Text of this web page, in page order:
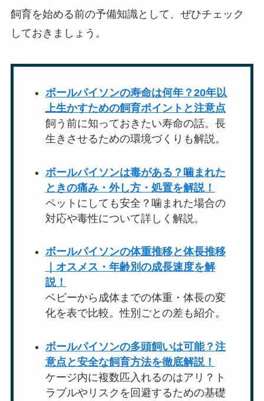
飼育を始める前の予備知識として、ぜひチェック
しておきましょう。
ボールパイソンの寿命は何年？20年以
上生かすための飼育ポイントと注意点
飼う前に知っておきたい寿命の話。長
生きさせるための環境づくりも解説。
ボールパイソンは毒がある？噛まれた
ときの痛み・外し方・処置を解説！
ペットにしても安全？噛まれた場合の
対応や毒性について詳しく解説。
ボールパイソンの体重推移と体長推移
｜オスメス・年齢別の成長速度を解
説！
ベビーから成体までの体重・体長の変
化を表で比較。性別ごとの差も紹介。
ボールパイソンの多頭飼いは可能？注
意点と安全な飼育方法を徹底解説！
ケージ内に複数匹入れるのはアリ？ト
ラブルやリスクを回避するための基礎